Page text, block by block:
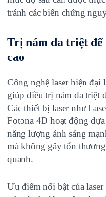
tránh các biến chứng
Trị nám da triệt để
cao
Công nghệ laser hiện đại
giúp điều trị nám da triệt
Các thiết bị laser như
Fotona 4D hoạt động
năng lượng ánh sáng
mà không gây tổn
quanh.
Ưu điểm nổi bật của